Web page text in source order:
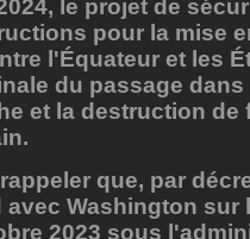
le projet de
pour la mise
l'Équateur et les
du passage
et la destruction
que, par
Washington sur
2023 sous